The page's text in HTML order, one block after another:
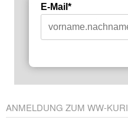
E-Mail*
ANMELDUNG ZUM WW-